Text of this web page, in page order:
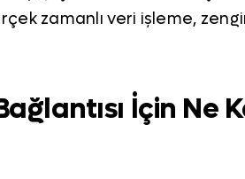
zamanlı veri işleme,
İçin Ne